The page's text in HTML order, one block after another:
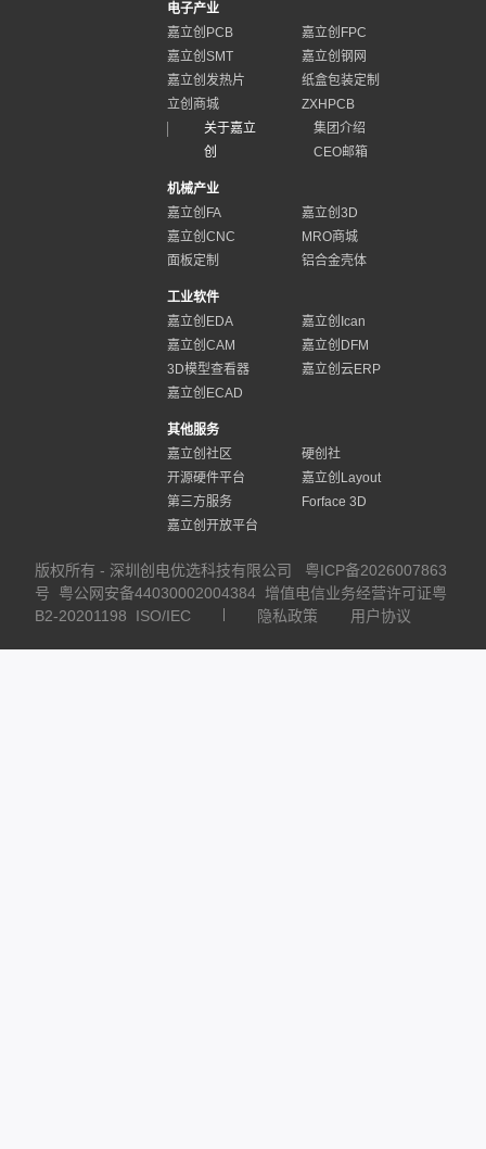
电子产业
嘉立创PCB
嘉立创FPC
嘉立创SMT
嘉立创钢网
嘉立创发热片
纸盒包装定制
立创商城
ZXHPCB
关于嘉立
创
集团介绍
CEO邮箱
机械产业
嘉立创FA
嘉立创3D
嘉立创CNC
MRO商城
面板定制
铝合金壳体
工业软件
嘉立创EDA
嘉立创Ican
嘉立创CAM
嘉立创DFM
3D模型查看器
嘉立创云ERP
嘉立创ECAD
其他服务
嘉立创社区
硬创社
开源硬件平台
嘉立创Layout
第三方服务
Forface 3D
嘉立创开放平台
版权所有 - 深圳创电优选科技有限公司
粤ICP备2026007863
号
粤公网安备44030002004384 增值电信业务经营许可证粤
B2-20201198
ISO/IEC 隐私政策 用户协议